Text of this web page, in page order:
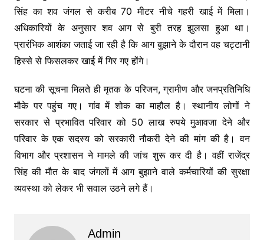
सिंह का शव जंगल से करीब 70 मीटर नीचे गहरी खाई में मिला।
अधिकारियों के अनुसार शव आग से बुरी तरह झुलसा हुआ था।
प्रारंभिक आशंका जताई जा रही है कि आग बुझाने के दौरान वह चट्टानी
हिस्से से फिसलकर खाई में गिर गए होंगे।
घटना की सूचना मिलते ही मृतक के परिजन, ग्रामीण और जनप्रतिनिधि
मौके पर पहुंच गए। गांव में शोक का माहौल है। स्थानीय लोगों ने
सरकार से प्रभावित परिवार को 50 लाख रुपये मुआवजा देने और
परिवार के एक सदस्य को सरकारी नौकरी देने की मांग की है। वन
विभाग और प्रशासन ने मामले की जांच शुरू कर दी है। वहीं राजेंद्र
सिंह की मौत के बाद जंगलों में आग बुझाने वाले कर्मचारियों की सुरक्षा
व्यवस्था को लेकर भी सवाल उठने लगे हैं।
Admin